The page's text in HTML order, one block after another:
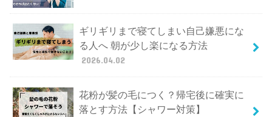
ギリギリまで寝てしまい自己嫌悪にな
る人へ 朝が少し楽になる方法
2026.04.02
花粉が髪の毛につく？帰宅後に確実に
落とす方法【シャワー対策】